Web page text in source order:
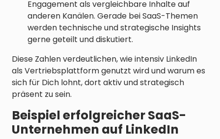
Engagement als vergleichbare Inhalte auf
anderen Kanälen. Gerade bei SaaS-Themen
werden technische und strategische Insights
gerne geteilt und diskutiert.
Diese Zahlen verdeutlichen, wie intensiv LinkedIn
als Vertriebsplattform genutzt wird und warum es
sich für Dich lohnt, dort aktiv und strategisch
präsent zu sein.
Beispiel erfolgreicher SaaS-
Unternehmen auf LinkedIn